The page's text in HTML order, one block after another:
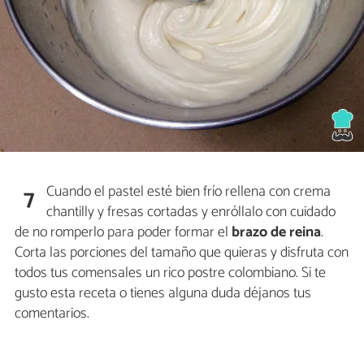
7 Cuando el pastel esté bien frío rellena con crema
chantilly y fresas cortadas y enróllalo con cuidado
de no romperlo para poder formar el brazo de reina.
Corta las porciones del tamaño que quieras y disfruta con
todos tus comensales un rico postre colombiano. Si te
gusto esta receta o tienes alguna duda déjanos tus
comentarios.